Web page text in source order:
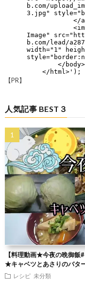
【PR】
人気記事 BEST３
【料理動画★今夜の晩御
★キャベツとあさりのバタ
レシピ 未分類